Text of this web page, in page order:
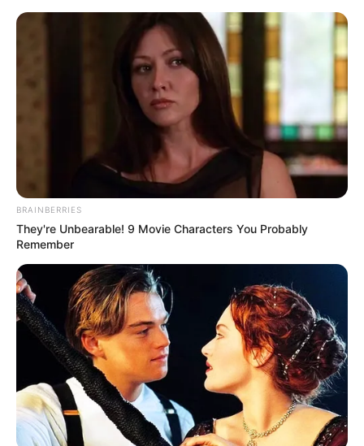
Άγνωστοι δράστες βανδάλισαν με συνθήματα
ποικίλης μορφής την Βιβλιοθήκη στα Ψαχνά.
Μια απαράδεκτη εικόνα, που στεναχώρησε
τους δημότες όπως θα δείτε και εσείς.
Περισσότερα νέα από την Εύβοια
Βουβός θρήνος σε περιοχή της Εύβοιας –
Κανείς δεν μπορούσε να πιστέψει ότι έφυγε
BRAINBERRIES
They're Unbearable! 9 Movie Characters You Probably
Remember